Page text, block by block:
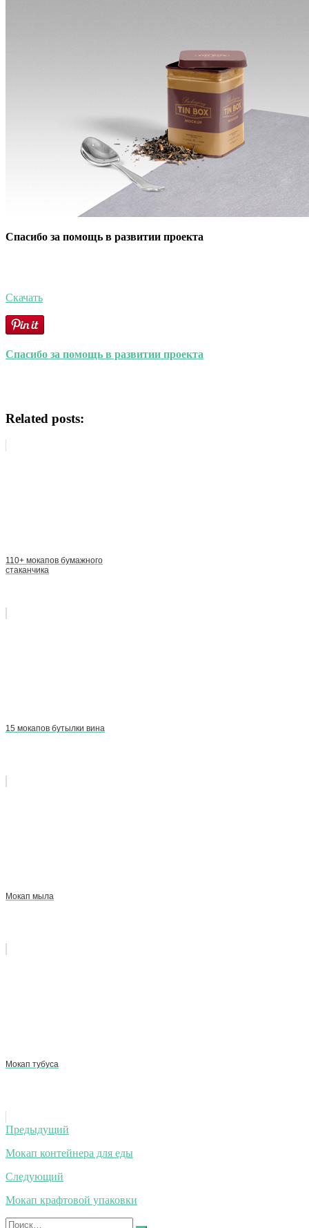
Спасибо за помощь в развитии проекта
Скачать
Спасибо за помощь в развитии проекта
Related posts:
110+ мокапов бумажного
стаканчика
15 мокапов бутылки вина
Мокап мыла
Мокап тубуса
Навигация
по
записям
Предыдущий
Мокап контейнера для еды
Следующий
Мокап крафтовой упаковки
Искать: